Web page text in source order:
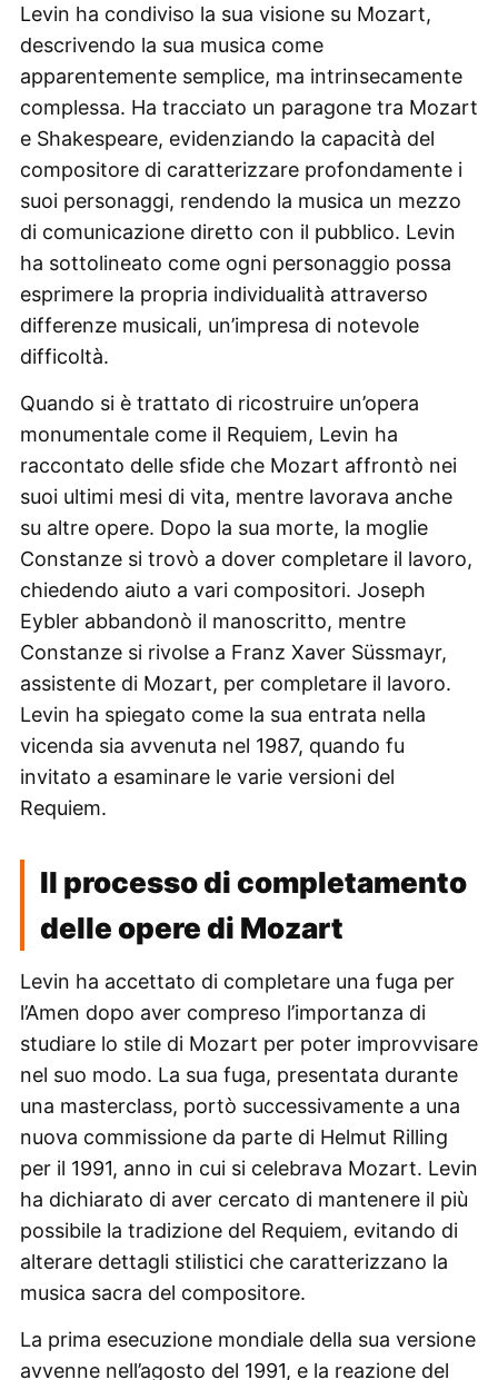
Levin ha condiviso la sua visione su Mozart,
descrivendo la sua musica come
apparentemente semplice, ma intrinsecamente
complessa. Ha tracciato un paragone tra Mozart
e Shakespeare, evidenziando la capacità del
compositore di caratterizzare profondamente i
suoi personaggi, rendendo la musica un mezzo
di comunicazione diretto con il pubblico. Levin
ha sottolineato come ogni personaggio possa
esprimere la propria individualità attraverso
differenze musicali, un’impresa di notevole
difficoltà.
Quando si è trattato di ricostruire un’opera
monumentale come il Requiem, Levin ha
raccontato delle sfide che Mozart affrontò nei
suoi ultimi mesi di vita, mentre lavorava anche
su altre opere. Dopo la sua morte, la moglie
Constanze si trovò a dover completare il lavoro,
chiedendo aiuto a vari compositori. Joseph
Eybler abbandonò il manoscritto, mentre
Constanze si rivolse a Franz Xaver Süssmayr,
assistente di Mozart, per completare il lavoro.
Levin ha spiegato come la sua entrata nella
vicenda sia avvenuta nel 1987, quando fu
invitato a esaminare le varie versioni del
Requiem.
Il processo di completamento
delle opere di Mozart
Levin ha accettato di completare una fuga per
l’Amen dopo aver compreso l’importanza di
studiare lo stile di Mozart per poter improvvisare
nel suo modo. La sua fuga, presentata durante
una masterclass, portò successivamente a una
nuova commissione da parte di Helmut Rilling
per il 1991, anno in cui si celebrava Mozart. Levin
ha dichiarato di aver cercato di mantenere il più
possibile la tradizione del Requiem, evitando di
alterare dettagli stilistici che caratterizzano la
musica sacra del compositore.
La prima esecuzione mondiale della sua versione
avvenne nell’agosto del 1991, e la reazione del